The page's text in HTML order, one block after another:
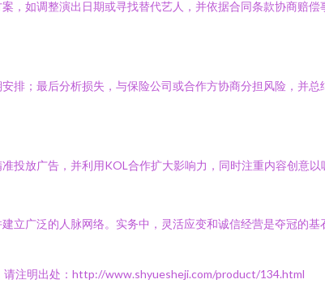
，如调整演出日期或寻找替代艺人，并依据合同条款协商赔偿
排；最后分析损失，与保险公司或合作方协商分担风险，并总
投放广告，并利用KOL合作扩大影响力，同时注重内容创意以
立广泛的人脉网络。实务中，灵活应变和诚信经营是夺冠的
请注明出处：http://www.shyuesheji.com/product/134.html